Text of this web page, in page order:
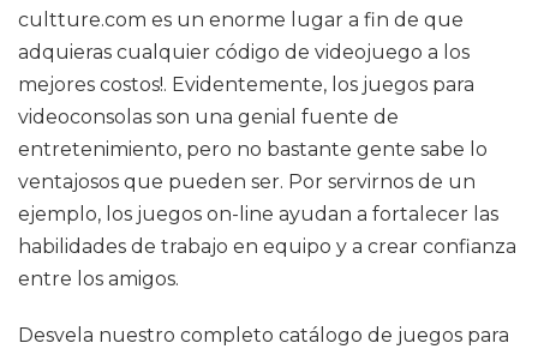
cultture.com es un enorme lugar a fin de que
adquieras cualquier código de videojuego a los
mejores costos!. Evidentemente, los juegos para
videoconsolas son una genial fuente de
entretenimiento, pero no bastante gente sabe lo
ventajosos que pueden ser. Por servirnos de un
ejemplo, los juegos on-line ayudan a fortalecer las
habilidades de trabajo en equipo y a crear confianza
entre los amigos.
Desvela nuestro completo catálogo de juegos para